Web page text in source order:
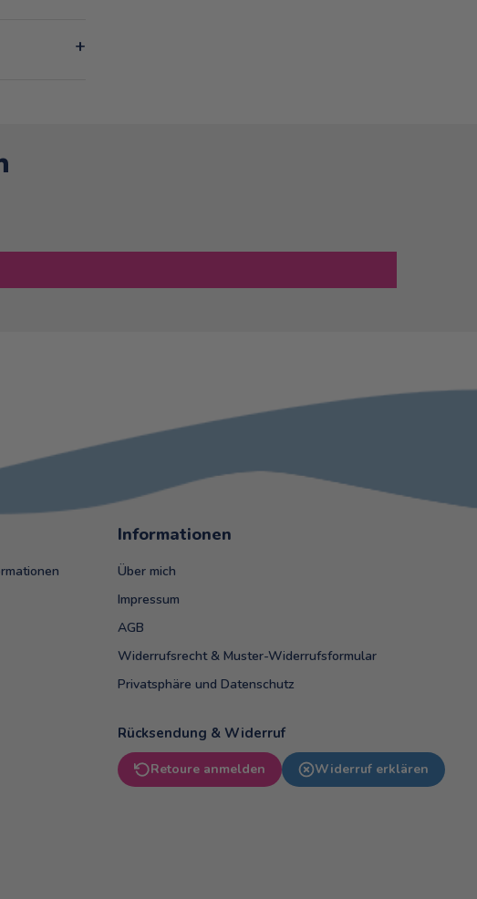
Informationen
Über mich
Impressum
AGB
Widerrufsrecht & Muster-Widerrufsformular
Privatsphäre und Datenschutz
Rücksendung & Widerruf
Retoure anmelden Widerruf erklären